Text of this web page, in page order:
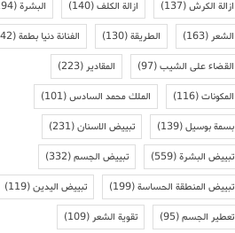
ازالة الكرش(137) ازالة الكلف(140) البشرة(194)
الشعر(163) الطريقة(130) الفنانة دنيا بطمة(142)
القضاء على الشيب(97) المقادير(223)
المكونات(116) الملك محمد السادس(101)
بسمة بوسيل(139) تبييض الاسنان(231)
تبييض البشرة(559) تبييض الجسم(332)
تبييض المنطقة الحساسة(199) تبييض اليدين(119)
تعطير الجسم(95) تقوية الشعر(109)